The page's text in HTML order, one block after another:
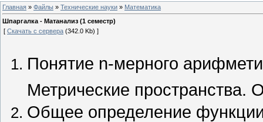
Главная » Файлы » Технические науки » Математика
Шпаргалка - Матанализ (1 семестр)
[ Скачать с сервера (342.0 Kb) ]
Понятие n-мерного
Метрические пространства.
Общее определение